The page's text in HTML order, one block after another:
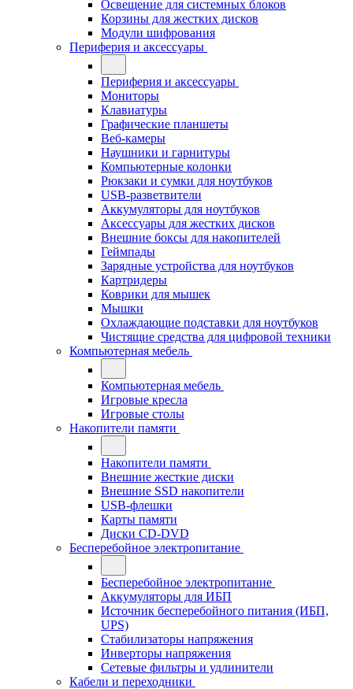
Освещение для системных блоков
Корзины для жестких дисков
Модули шифрования
Периферия и аксессуары
Периферия и аксессуары
Мониторы
Клавиатуры
Графические планшеты
Веб-камеры
Наушники и гарнитуры
Компьютерные колонки
Рюкзаки и сумки для ноутбуков
USB-разветвители
Аккумуляторы для ноутбуков
Аксессуары для жестких дисков
Внешние боксы для накопителей
Геймпады
Зарядные устройства для ноутбуков
Картридеры
Коврики для мышек
Мышки
Охлаждающие подставки для ноутбуков
Чистящие средства для цифровой техники
Компьютерная мебель
Компьютерная мебель
Игровые кресла
Игровые столы
Накопители памяти
Накопители памяти
Внешние жесткие диски
Внешние SSD накопители
USB-флешки
Карты памяти
Диски CD-DVD
Бесперебойное электропитание
Бесперебойное электропитание
Аккумуляторы для ИБП
Источник бесперебойного питания (ИБП,
UPS)
Стабилизаторы напряжения
Инверторы напряжения
Сетевые фильтры и удлинители
Кабели и переходники